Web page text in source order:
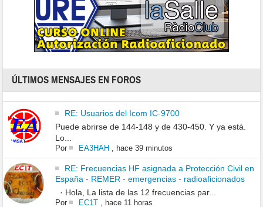
ÚLTIMOS MENSAJES EN FOROS
RE: Usuarios del Icom IC-9700
Puede abrirse de 144-148 y de 430-450. Y ya está.
Lo...
Por EA3HAH, hace 39 minutos
RE: Frecuencias HF asignada a Protección Civil en
España - REMER - emergencias - radioaficionados
· Hola, La lista de las 12 frecuencias par...
Por EC1T, hace 11 horas